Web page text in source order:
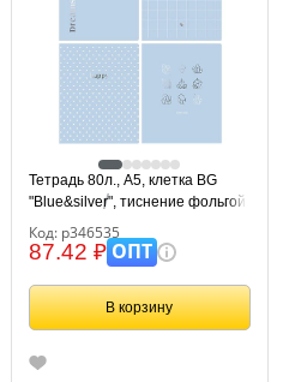
Тетрадь 80л., А5, клетка BG
"Blue&silver", тиснение фольгой
Код: р346535
87.42 ₽ОПТ
В корзину